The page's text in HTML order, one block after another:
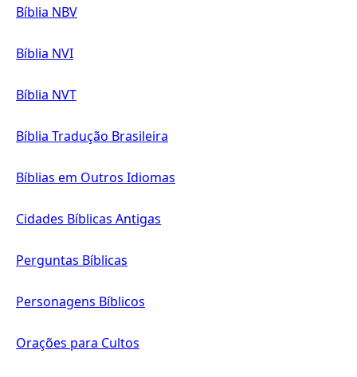
Bíblia NBV
Bíblia NVI
Bíblia NVT
Bíblia Tradução Brasileira
Bíblias em Outros Idiomas
Cidades Bíblicas Antigas
Perguntas Bíblicas
Personagens Bíblicos
Orações para Cultos